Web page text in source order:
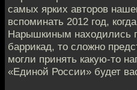
самых ярких авторов
вспоминать 2012 год,
Нарышкиным находились
баррикад, то сложно
могли принять какую-то
«Единой России» будет